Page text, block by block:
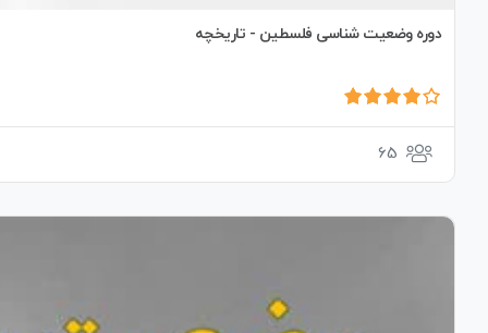
دوره وضعیت شناسی فلسطین - تاریخچه
65